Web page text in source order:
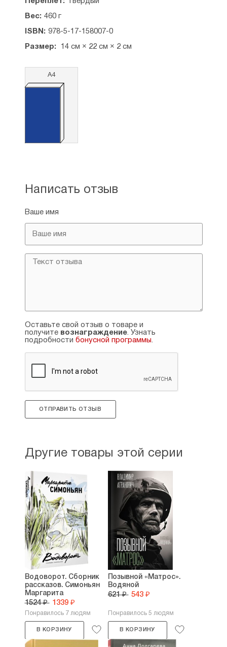
Вес: 460 г
ISBN: 978-5-17-158007-0
Размер: 14 см × 22 см × 2 см
А4
Написать отзыв
Ваше имя
Оставьте свой отзыв о товаре и
получите вознаграждение. Узнать
подробности бонусной программы.
ОТПРАВИТЬ ОТЗЫВ
Другие товары этой серии
Водоворот. Сборник
рассказов. Симоньян
Маргарита
1524 ₽ 1339 ₽
Понравилось 7 людям
В КОРЗИНУ
Позывной «Матрос».
Водяной
621 ₽ 543 ₽
Понравилось 5 людям
В КОРЗИНУ